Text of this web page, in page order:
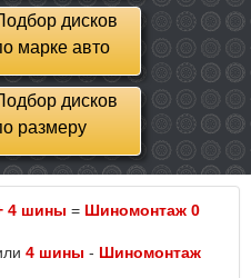
дисков
марке авто
дисков
размеру
4 шины = Шиномонтаж 0
4 шины - Шиномонтаж